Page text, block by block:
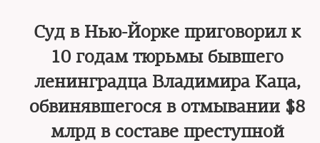
Суд в Нью-Йорке приговорил к
10 годам тюрьмы бывшего
ленинградца Владимира Каца,
обвинявшегося в отмывании $8
млрд в составе преступной